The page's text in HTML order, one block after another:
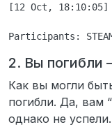
[12 Oct, 18:10:05]
2. Вы погибли
Как вы могли
погибли. Да, вам
однако не